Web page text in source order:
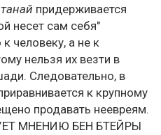
придерживается
несет сам себя"
человеку, а не к
нельзя их везти в
Следовательно, в
к крупному
продавать неевреям.
МНЕНИЮ БЕН БТЕЙРЫ